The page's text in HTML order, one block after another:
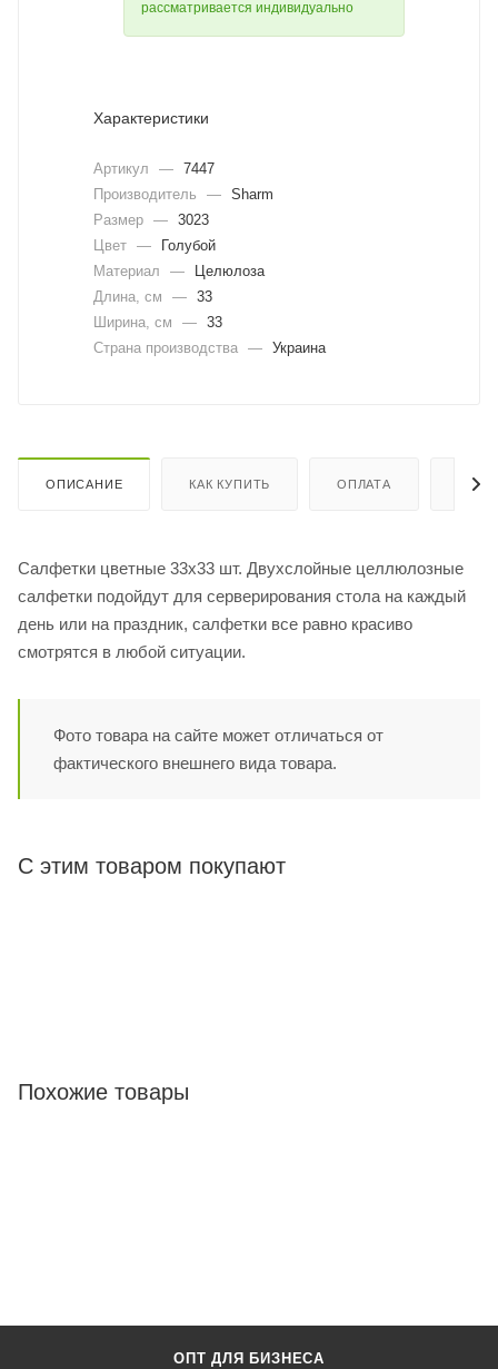
рассматривается индивидуально
Характеристики
Артикул — 7447
Производитель
— Sharm
Размер — 3023
Цвет —
Голубой
Материал
—
Целюлоза
Длина, cм
— 33
Ширина, cм
— 33
Страна производства — Украина
ОПИСАНИЕ КАК КУПИТЬ ОПЛАТА
Салфетки цветные 33х33 шт. Двухслойные целлюлозные
салфетки подойдут для серверирования стола на каждый
день или на праздник, салфетки все равно красиво
смотрятся в любой ситуации.
Фото товара на сайте может отличаться от
фактического внешнего вида товара.
С этим товаром покупают
Похожие товары
ОПТ ДЛЯ БИЗНЕСА